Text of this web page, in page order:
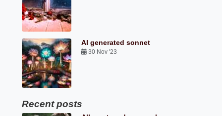
AI generated sonnet
30 Nov '23
Recent posts